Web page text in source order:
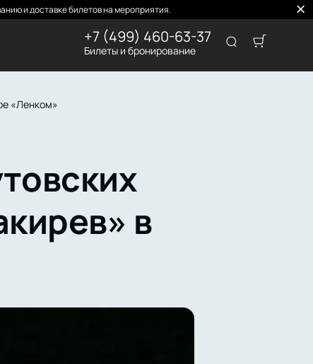
и доставке билетов на мероприятия.
+7 (499) 460-63-37
Билеты и бронирование
«Ленком»
в